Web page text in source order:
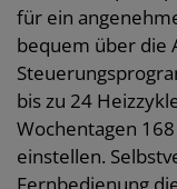
für ein
bequem über die
bis zu 24
Wochentagen
einstellen.